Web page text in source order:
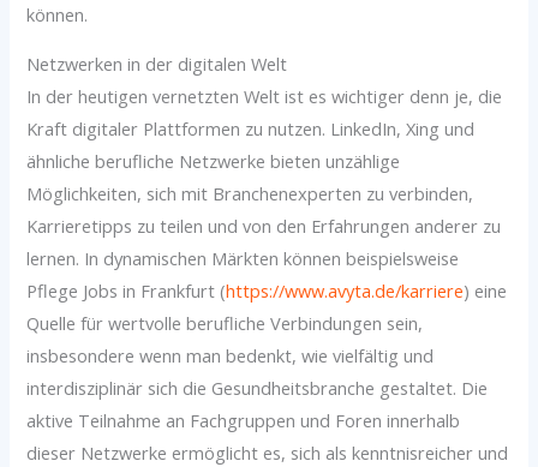
können.
Netzwerken in der digitalen Welt
In der heutigen vernetzten Welt ist es wichtiger denn je, die
Kraft digitaler Plattformen zu nutzen. LinkedIn, Xing und
ähnliche berufliche Netzwerke bieten unzählige
Möglichkeiten, sich mit Branchenexperten zu verbinden,
Karrieretipps zu teilen und von den Erfahrungen anderer zu
lernen. In dynamischen Märkten können beispielsweise
Pflege Jobs in Frankfurt (https://www.avyta.de/karriere) eine
Quelle für wertvolle berufliche Verbindungen sein,
insbesondere wenn man bedenkt, wie vielfältig und
interdisziplinär sich die Gesundheitsbranche gestaltet. Die
aktive Teilnahme an Fachgruppen und Foren innerhalb
dieser Netzwerke ermöglicht es, sich als kenntnisreicher und